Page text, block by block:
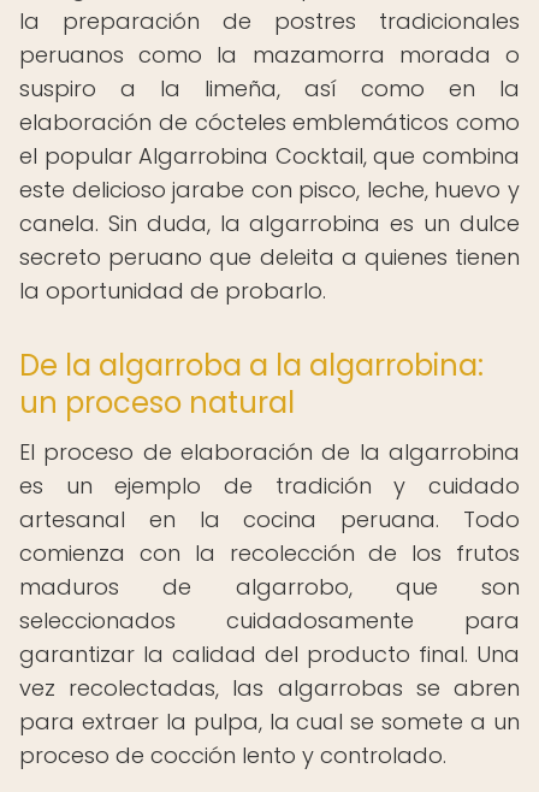
la preparación de postres tradicionales
peruanos como la mazamorra morada o
suspiro a la limeña, así como en la
elaboración de cócteles emblemáticos como
el popular Algarrobina Cocktail, que combina
este delicioso jarabe con pisco, leche, huevo y
canela. Sin duda, la algarrobina es un dulce
secreto peruano que deleita a quienes tienen
la oportunidad de probarlo.
De la algarroba a la algarrobina:
un proceso natural
El proceso de elaboración de la algarrobina
es un ejemplo de tradición y cuidado
artesanal en la cocina peruana. Todo
comienza con la recolección de los frutos
maduros de algarrobo, que son
seleccionados cuidadosamente para
garantizar la calidad del producto final. Una
vez recolectadas, las algarrobas se abren
para extraer la pulpa, la cual se somete a un
proceso de cocción lento y controlado.